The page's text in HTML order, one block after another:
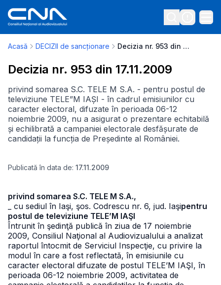
Acasă DECIZII de sancționare Decizia nr. 953 din 17.11.2009
Decizia nr. 953 din 17.11.2009
privind somarea S.C. TELE M S.A. - pentru postul de
televiziune TELE”M IAȘI - în cadrul emisiunilor cu
caracter electoral, difuzate în perioada 06-12
noiembrie 2009, nu a asigurat o prezentare echitabilă
și echilibrată a campaniei electorale desfășurate de
candidații la funcția de Președinte al României.
Publicată în data de: 17.11.2009
privind somarea S.C. TELE M S.A.,
_ cu sediul în Iaşi, şos. Codrescu nr. 6, jud. Iaşipentru
postul de televiziune TELE’M IAŞI
Întrunit în şedinţă publică în ziua de 17 noiembrie
2009, Consiliul Naţional al Audiovizualului a analizat
raportul întocmit de Serviciul Inspecţie, cu privire la
modul în care a fost reflectată, în emisiunile cu
caracter electoral difuzate de postul TELE’M IAŞI, în
perioada 06-12 noiembrie 2009, activitatea de